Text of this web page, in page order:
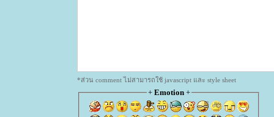
*ส่วน comment ไม่สามารถใช้ javascript และ style sheet
+ Emotion+